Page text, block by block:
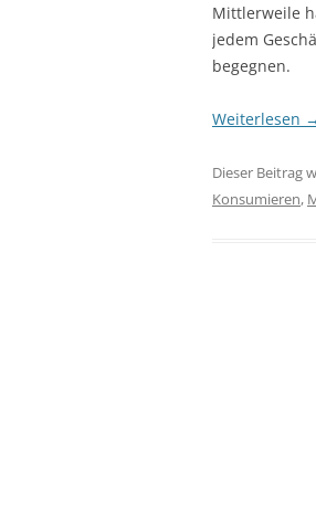
Mittlerweile
jedem
begegnen.
Weiterlesen →
Dieser Beitrag
Konsumieren,